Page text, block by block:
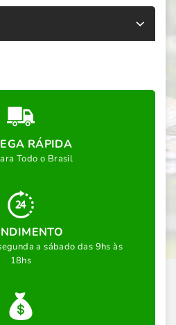
RÁPIDA
Todo o Brasil
a sábado das 9hs às
18hs